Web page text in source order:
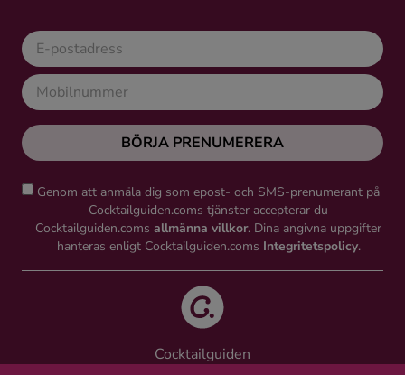
BÖRJA PRENUMERERA
Genom att anmäla dig som epost- och SMS-prenumerant på
Cocktailguiden.coms tjänster accepterar du
Cocktailguiden.coms allmänna villkor. Dina angivna uppgifter
hanteras enligt Cocktailguiden.coms Integritetspolicy.
Cocktailguiden